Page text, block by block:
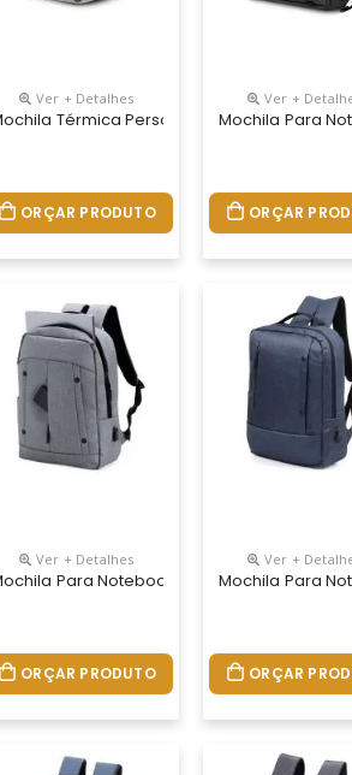
Ver + Detalhes
Térmica Personalizada
ORÇAR PRODUTO
Ver +
Mochila Para
ORÇAR
Ver + Detalhes
Para Notebook Personalizada
ORÇAR PRODUTO
Ver +
Mochila Para
ORÇAR